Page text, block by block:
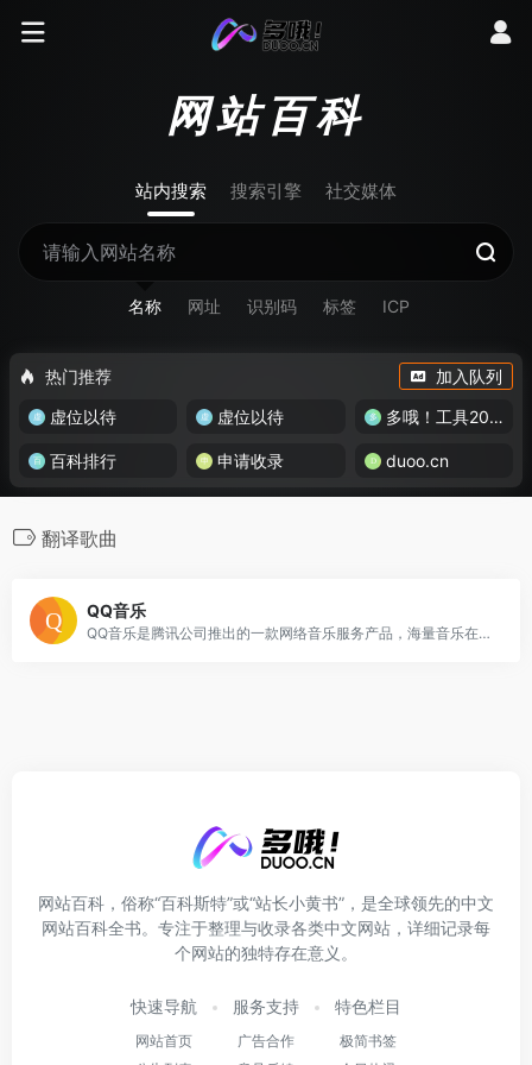
网站百科
站内搜索 搜索引擎 社交媒体
名称 网址 识别码 标签 ICP
热门推荐
加入队列
虚位以待
虚位以待 多哦！工具200+
百科排行 申请收录 duoo.cn
翻译歌曲
QQ音乐
QQ音乐是腾讯公司推出的一款网络音乐服务产品，海量音乐在线试听、新歌热歌在线首发、歌词翻译、手机铃声下载、高品质无损音乐试听、海量无损曲库、正版音乐下载、空间背景音乐设置、MV观看等，是互联网音乐播放和下载的优选。
网站百科，俗称“百科斯特”或“站长小黄书”，是全球领先的中文
网站百科全书。专注于整理与收录各类中文网站，详细记录每
个网站的独特存在意义。
快速导航
网站首页
服务支持
广告合作
特色栏目
极简书签